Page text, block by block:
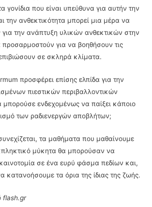
γονίδια που είναι υπεύθυνα για αυτήν την
την ανθεκτικότητα μπορεί μια μέρα να
για την ανάπτυξη υλικών ανθεκτικών στην
προσαρμοστούν για να βοηθήσουν τις
σε σκληρά κλίματα.
προσφέρει επίσης ελπίδα για την
πιεστικών περιβαλλοντικών
ενδεχομένως να παίξει κάποιο
των ραδιενεργών αποβλήτων;
τα μαθήματα που μαθαίνουμε
μύκητα θα μπορούσαν να
σε ένα ευρύ φάσμα πεδίων και,
κατανοήσουμε τα όρια της ίδιας της ζωής.
flash.gr